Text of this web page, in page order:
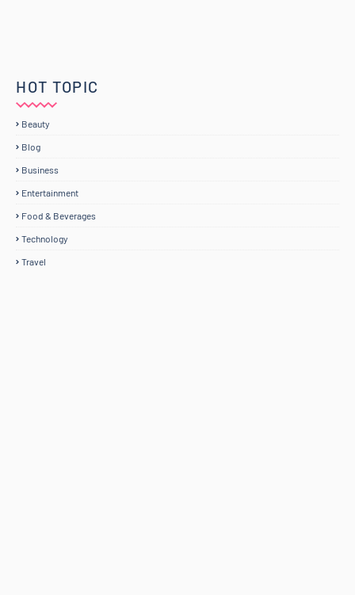
HOT TOPIC
Beauty
Blog
Business
Entertainment
Food & Beverages
Technology
Travel